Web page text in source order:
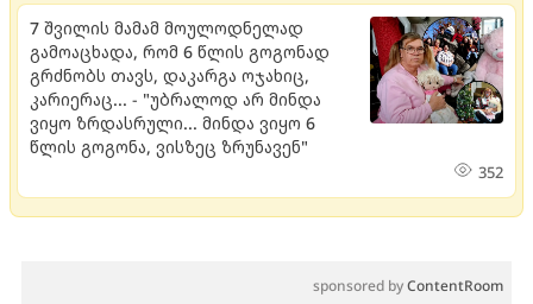
7 შვილის მამამ მოულოდნელად
გამოაცხადა, რომ 6 წლის გოგონად
გრძნობს თავს, დაკარგა ოჯახიც,
კარიერაც... - "უბრალოდ არ მინდა
ვიყო ზრდასრული... მინდა ვიყო 6
წლის გოგონა, ვისზეც ზრუნავენ"
352
sponsored byContentRoom